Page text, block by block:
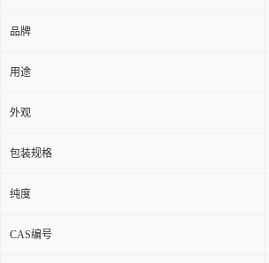
品牌
用途
外观
包装规格
纯度
CAS编号